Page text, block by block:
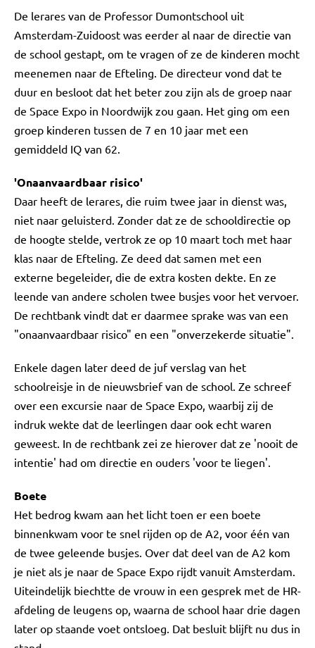
De lerares van de Professor Dumontschool uit
Amsterdam-Zuidoost was eerder al naar de directie van
de school gestapt, om te vragen of ze de kinderen mocht
meenemen naar de Efteling. De directeur vond dat te
duur en besloot dat het beter zou zijn als de groep naar
de Space Expo in Noordwijk zou gaan. Het ging om een
groep kinderen tussen de 7 en 10 jaar met een
gemiddeld IQ van 62.
'Onaanvaardbaar risico'
Daar heeft de lerares, die ruim twee jaar in dienst was,
niet naar geluisterd. Zonder dat ze de schooldirectie op
de hoogte stelde, vertrok ze op 10 maart toch met haar
klas naar de Efteling. Ze deed dat samen met een
externe begeleider, die de extra kosten dekte. En ze
leende van andere scholen twee busjes voor het vervoer.
De rechtbank vindt dat er daarmee sprake was van een
"onaanvaardbaar risico" en een "onverzekerde situatie".
Enkele dagen later deed de juf verslag van het
schoolreisje in de nieuwsbrief van de school. Ze schreef
over een excursie naar de Space Expo, waarbij zij de
indruk wekte dat de leerlingen daar ook echt waren
geweest. In de rechtbank zei ze hierover dat ze 'nooit de
intentie' had om directie en ouders 'voor te liegen'.
Boete
Het bedrog kwam aan het licht toen er een boete
binnenkwam voor te snel rijden op de A2, voor één van
de twee geleende busjes. Over dat deel van de A2 kom
je niet als je naar de Space Expo rijdt vanuit Amsterdam.
Uiteindelijk biechtte de vrouw in een gesprek met de HR-
afdeling de leugens op, waarna de school haar drie dagen
later op staande voet ontsloeg. Dat besluit blijft nu dus in